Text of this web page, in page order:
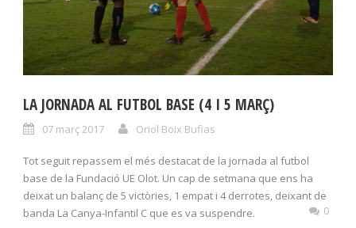
LA JORNADA AL FUTBOL BASE (4 I 5 MARÇ)
07 març 2017 Oriol Boix Bufias
Tot seguit repassem el més destacat de la jornada al futbol
base de la Fundació UE Olot. Un cap de setmana que ens ha
deixat un balanç de 5 victòries, 1 empat i 4 derrotes, deixant de
banda La Canya-Infantil C que es va suspendre.
0